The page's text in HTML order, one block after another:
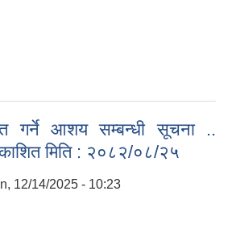
गर्ने आशय सम्बन्धी सूचना ..
मिति : २०८२/०८/२५
12/14/2025 - 10:23